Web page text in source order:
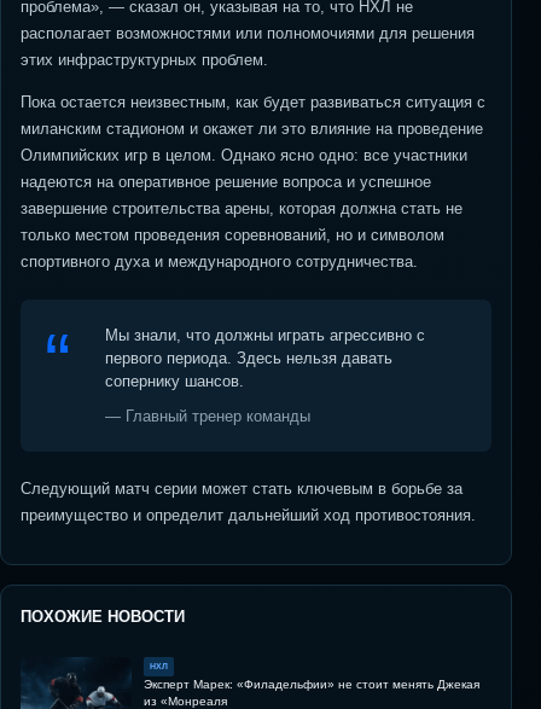
проблема», — сказал он, указывая на то, что НХЛ не
располагает возможностями или полномочиями для решения
этих инфраструктурных проблем.
Пока остается неизвестным, как будет развиваться ситуация с
миланским стадионом и окажет ли это влияние на проведение
Олимпийских игр в целом. Однако ясно одно: все участники
надеются на оперативное решение вопроса и успешное
завершение строительства арены, которая должна стать не
только местом проведения соревнований, но и символом
спортивного духа и международного сотрудничества.
Мы знали, что должны играть агрессивно с
первого периода. Здесь нельзя давать
сопернику шансов.
— Главный тренер команды
Следующий матч серии может стать ключевым в борьбе за
преимущество и определит дальнейший ход противостояния.
ПОХОЖИЕ НОВОСТИ
НХЛ
Эксперт Марек: «Филадельфии» не стоит менять Джекая
из «Монреаля